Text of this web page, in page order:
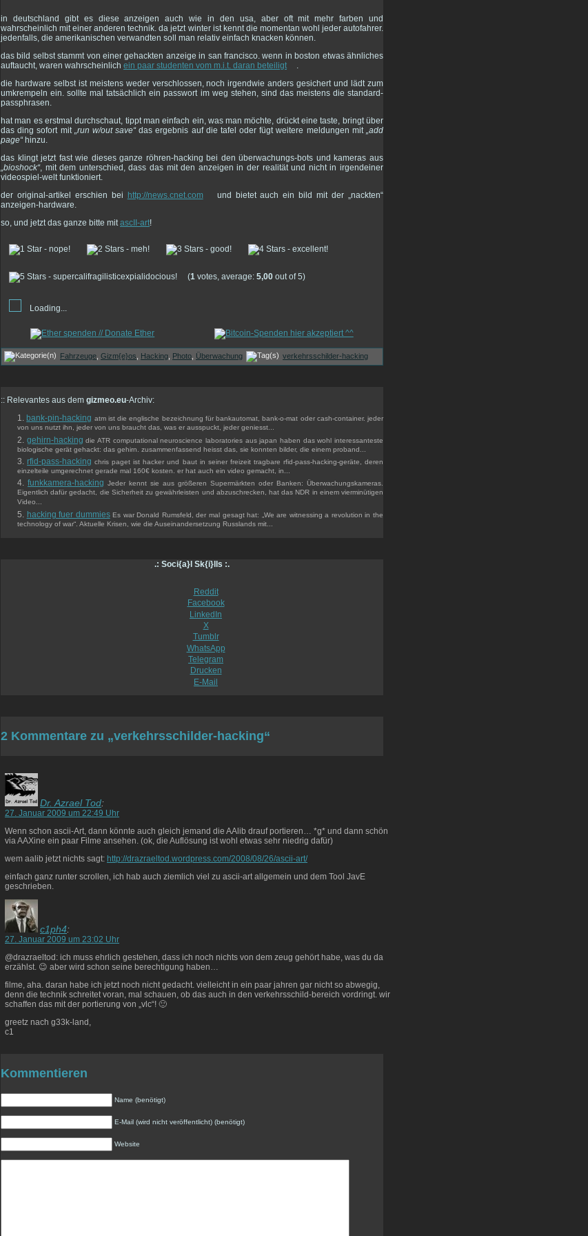
in deutschland gibt es diese anzeigen auch wie in den usa, aber oft mit mehr farben und
wahrscheinlich mit einer anderen technik. da jetzt winter ist kennt die momentan wohl jeder autofahrer.
jedenfalls, die amerikanischen verwandten soll man relativ einfach knacken können.
das bild selbst stammt von einer gehackten anzeige in san francisco. wenn in boston etwas ähnliches
auftaucht, waren wahrscheinlich ein paar studenten vom m.i.t. daran beteiligt
.
die hardware selbst ist meistens weder verschlossen, noch irgendwie anders gesichert und lädt zum
umkrempeln ein. sollte mal tatsächlich ein passwort im weg stehen, sind das meistens die standard-
passphrasen.
hat man es erstmal durchschaut, tippt man einfach ein, was man möchte, drückt eine taste, bringt über
das ding sofort mit „run w/out save“das ergebnis auf die tafel oder fügt weitere meldungen mit„add
page“hinzu.
das klingt jetzt fast wie dieses ganze röhren-hacking bei den überwachungs-bots und kameras aus
„bioshock“, mit dem unterschied, dass das mit den anzeigen in der realität und nicht in irgendeiner
videospiel-welt funktioniert.
der original-artikel erschien bei
http://news.cnet.com
und bietet auch ein bild mit der „nackten“
anzeigen-hardware.
so, und jetzt das ganze bitte mitascII-art!
(1 votes, average: 5,00 out of 5)
Loading...
Fahrzeuge Gizm{e}os Hacking Photo Überwachung verkehrsschilder-hacking
:: Relevantes aus dem gizmeo.eu-Archiv:
bank-pin-hacking atm ist die englische bezeichnung für bankautomat, bank-o-mat oder cash-container. jeder
von uns nutzt ihn, jeder von uns braucht das, was er ausspuckt, jeder geniesst...
gehirn-hacking die ATR computational neuroscience laboratories aus japan haben das wohl interessanteste
biologische gerät gehackt: das gehirn. zusammenfassend heisst das, sie konnten bilder, die einem proband...
rfid-pass-hacking chris paget ist hacker und baut in seiner freizeit tragbare rfid-pass-hacking-geräte, deren
einzelteile umgerechnet gerade mal 160€ kosten. er hat auch ein video gemacht, in...
funkkamera-hacking Jeder kennt sie aus größeren Supermärkten oder Banken: Überwachungskameras.
Eigentlich dafür gedacht, die Sicherheit zu gewährleisten und abzuschrecken, hat das NDR in einem vierminütigen
Video...
hacking fuer dummies Es war Donald Rumsfeld, der mal gesagt hat: „We are witnessing a revolution in the
technology of war“. Aktuelle Krisen, wie die Auseinandersetzung Russlands mit...
.: Soci{a}l Sk{i}lls :.
Reddit
Facebook
LinkedIn
X
Tumblr
WhatsApp
Telegram
Drucken
E-Mail
2 Kommentare zu „verkehrsschilder-hacking“
Dr. Azrael Tod:
27. Januar 2009 um 22:49 Uhr
Wenn schon ascii-Art, dann könnte auch gleich jemand die AAlib drauf portieren… *g* und dann schön
via AAXine ein paar Filme ansehen. (ok, die Auflösung ist wohl etwas sehr niedrig dafür)
wem aalib jetzt nichts sagt: http://drazraeltod.wordpress.com/2008/08/26/ascii-art/
einfach ganz runter scrollen, ich hab auch ziemlich viel zu ascii-art allgemein und dem Tool JavE
geschrieben.
c1ph4:
27. Januar 2009 um 23:02 Uhr
@drazraeltod: ich muss ehrlich gestehen, dass ich noch nichts von dem zeug gehört habe, was du da
erzählst. 😉 aber wird schon seine berechtigung haben…
filme, aha. daran habe ich jetzt noch nicht gedacht. vielleicht in ein paar jahren gar nicht so abwegig,
denn die technik schreitet voran, mal schauen, ob das auch in den verkehrsschild-bereich vordringt. wir
schaffen das mit der portierung von „vlc“! 🙂
greetz nach g33k-land,
c1
Kommentieren
Name (benötigt)
E-Mail (wird nicht veröffentlicht) (benötigt)
Website